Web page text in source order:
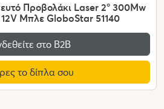
Προβολάκι Laser 2° 300Mw
Μπλε GloboStar 51140
στο Β2Β
το δίπλα σου